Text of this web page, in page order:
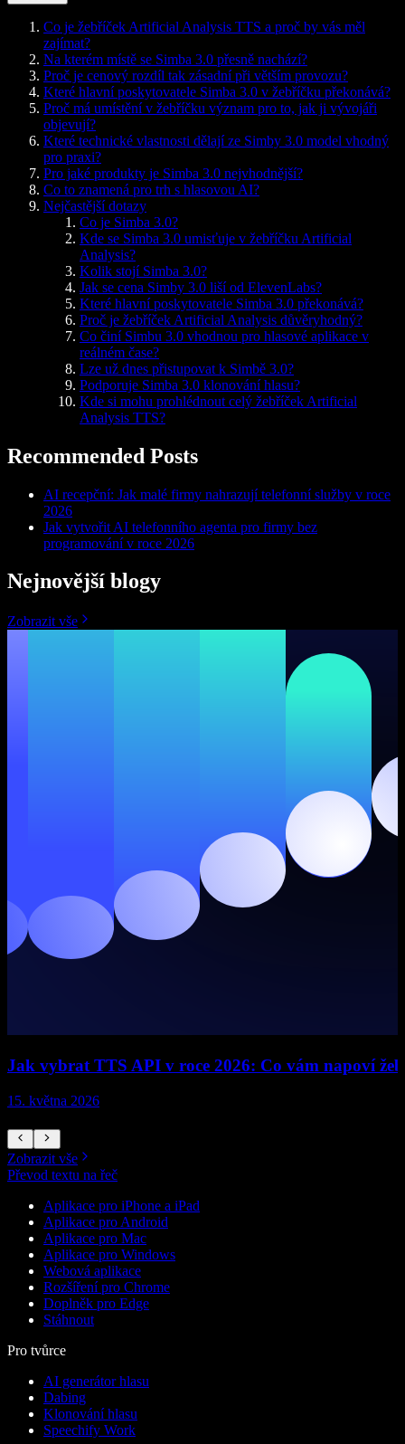
Co je žebříček Artificial Analysis TTS a proč by vás měl
zajímat?
Na kterém místě se Simba 3.0 přesně nachází?
Proč je cenový rozdíl tak zásadní při větším provozu?
Které hlavní poskytovatele Simba 3.0 v žebříčku překonává?
Proč má umístění v žebříčku význam pro to, jak ji vývojáři
objevují?
Které technické vlastnosti dělají ze Simby 3.0 model vhodný
pro praxi?
Pro jaké produkty je Simba 3.0 nejvhodnější?
Co to znamená pro trh s hlasovou AI?
Nejčastější dotazy
Co je Simba 3.0?
Kde se Simba 3.0 umisťuje v žebříčku Artificial
Analysis?
Kolik stojí Simba 3.0?
Jak se cena Simby 3.0 liší od ElevenLabs?
Které hlavní poskytovatele Simba 3.0 překonává?
Proč je žebříček Artificial Analysis důvěryhodný?
Co činí Simbu 3.0 vhodnou pro hlasové aplikace v
reálném čase?
Lze už dnes přistupovat k Simbě 3.0?
Podporuje Simba 3.0 klonování hlasu?
Kde si mohu prohlédnout celý žebříček Artificial
Analysis TTS?
Recommended Posts
AI recepční: Jak malé firmy nahrazují telefonní služby v roce
2026
Jak vytvořit AI telefonního agenta pro firmy bez
programování v roce 2026
Nejnovější blogy
Zobrazit vše
Jak vybrat TTS API v roce 2026: Co vám napoví
15. května 2026
Zobrazit vše
Převod textu na řeč
Aplikace pro iPhone a iPad
Aplikace pro Android
Aplikace pro Mac
Aplikace pro Windows
Webová aplikace
Rozšíření pro Chrome
Doplněk pro Edge
Stáhnout
Pro tvůrce
AI generátor hlasu
Dabing
Klonování hlasu
Speechify Work